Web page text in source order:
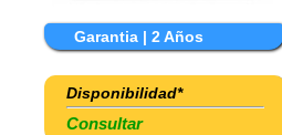
Garantia | 2 Años
Disponibilidad*
Consultar